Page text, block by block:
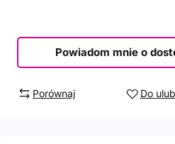
Powiadom mnie o
Porównaj Do